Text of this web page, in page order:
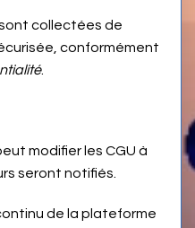
collectées de
conformément
.
modifier les CGU à
seront notifiés.
de la plateforme